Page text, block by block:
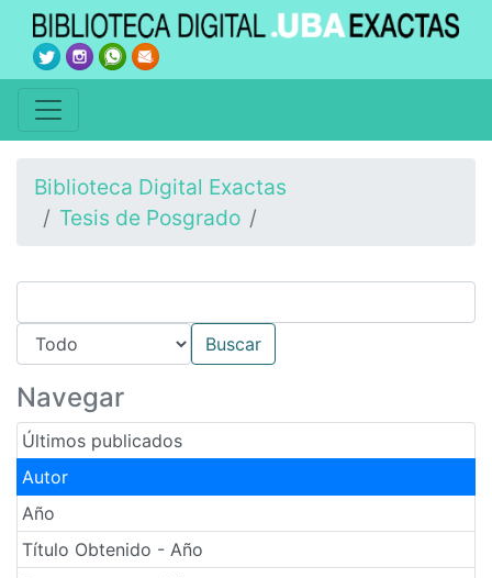
Biblioteca Digital Exactas
Tesis de Posgrado
Navegar
Últimos publicados
Autor
Año
Título Obtenido - Año